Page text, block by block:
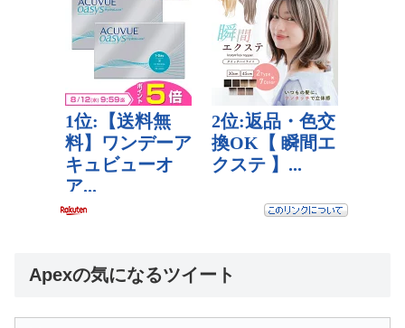
Apexの気になるツイート